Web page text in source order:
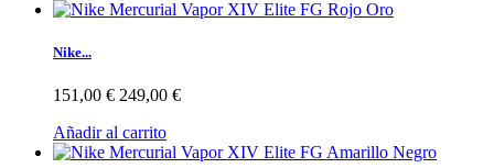
Nike...
151,00 € 249,00 €
Añadir al carrito